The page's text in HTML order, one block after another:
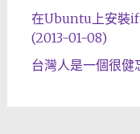
在Ubuntu上安裝
(2013-01-08)
台灣人是一個很